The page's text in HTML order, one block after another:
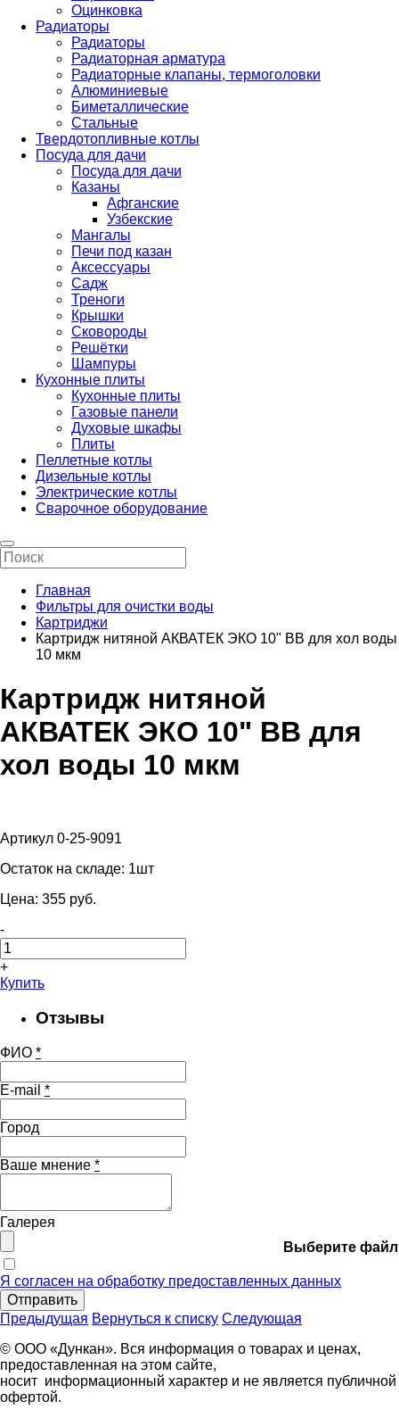
Оцинковка
Радиаторы
Радиаторы
Радиаторная арматура
Радиаторные клапаны, термоголовки
Алюминиевые
Биметаллические
Стальные
Твердотопливные котлы
Посуда для дачи
Посуда для дачи
Казаны
Афганские
Узбекские
Мангалы
Печи под казан
Аксессуары
Садж
Треноги
Крышки
Сковороды
Решётки
Шампуры
Кухонные плиты
Кухонные плиты
Газовые панели
Духовые шкафы
Плиты
Пеллетные котлы
Дизельные котлы
Электрические котлы
Сварочное оборудование
Главная
Фильтры для очистки воды
Картриджи
Картридж нитяной АКВАТЕК ЭКО 10" BB для хол воды
10 мкм
Картридж нитяной
АКВАТЕК ЭКО 10" BB для
хол воды 10 мкм
Артикул 0-25-9091
Остаток на складе: 1шт
Цена: 355 pуб.
-
+
Купить
Отзывы
ФИО *
E-mail *
Город
Ваше мнение *
Галерея
Выберите файл
Я согласен на обработку предоставленных данных
Отправить
Предыдущая Вернуться к списку Следующая
© ООО «Дункан». Вся информация о товарах и ценах,
предоставленная на этом сайте,
носит информационный характер и не является публичной
офертой.